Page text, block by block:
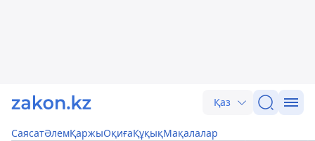
Қаз
СаясатӘлемҚаржыОқиғаҚұқықМақалалар